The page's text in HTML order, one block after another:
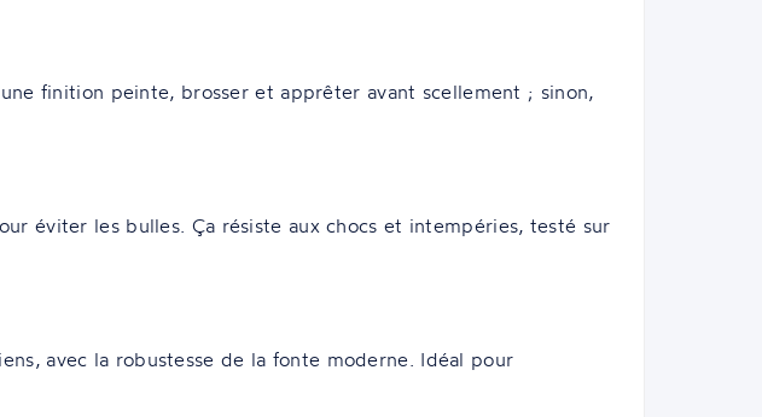
finition peinte, brosser et apprêter avant scellement ; sinon,
éviter les bulles. Ça résiste aux chocs et intempéries, testé sur
avec la robustesse de la fonte moderne. Idéal pour